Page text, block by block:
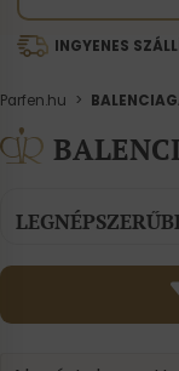
INGYENES
Parfen.hu >